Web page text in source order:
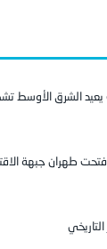
يعيد الشرق الأوسط
طهران جبهة